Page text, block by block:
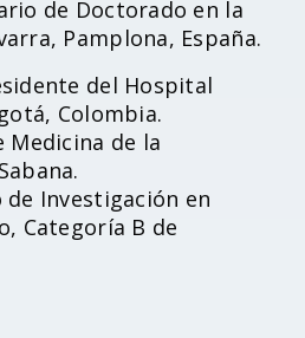
de Doctorado en la
Pamplona, España.
del Hospital
Colombia.
de la
Investigación en
Categoría B de